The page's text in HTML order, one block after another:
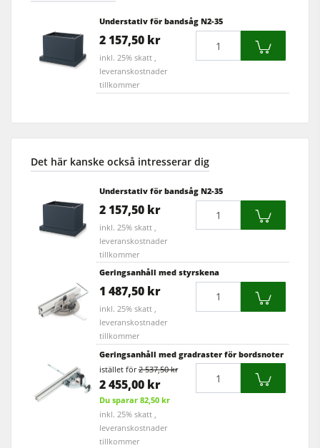
Understativ för bandsåg N2-35
2 157,50 kr
inkl. 25% skatt ,
leveranskostnader
tillkommer
Det här kanske också intresserar dig
Understativ för bandsåg N2-35
2 157,50 kr
inkl. 25% skatt ,
leveranskostnader
tillkommer
Geringsanhåll med styrskena
1 487,50 kr
inkl. 25% skatt ,
leveranskostnader
tillkommer
Geringsanhåll med gradraster för bordsnoter
istället för2 537,50 kr
2 455,00 kr
Du sparar 82,50 kr
inkl. 25% skatt ,
leveranskostnader
tillkommer